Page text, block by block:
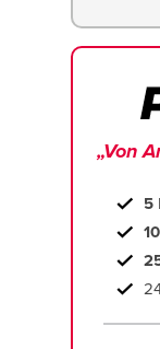
„Von
5